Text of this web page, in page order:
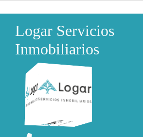
Logar Servicios
Inmobiliarios